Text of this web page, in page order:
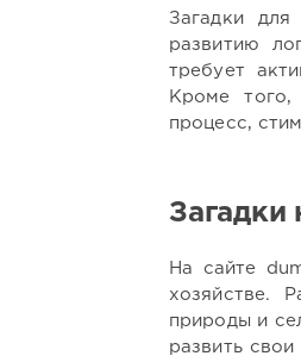
Загадки
развитию
требует
Кроме того,
процесс,
Загадки
На сайте
хозяйстве.
природы и
развить